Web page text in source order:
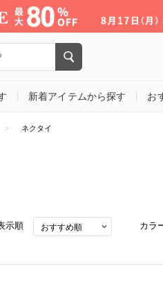
新着アイテムから探す お
ネクタイ
示順 カラ